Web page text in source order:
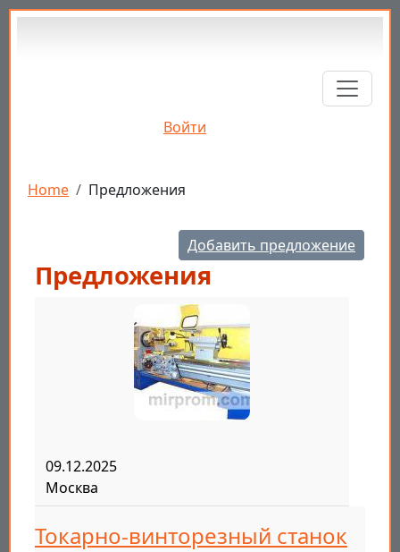
Перейти к основному содержанию
Войти
Строка навигации
Home Предложения
Добавить предложение
Предложения
09.12.2025
Москва
Токарно-винторезный станок